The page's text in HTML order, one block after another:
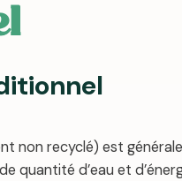
non recyclé) est
quantité d’eau et